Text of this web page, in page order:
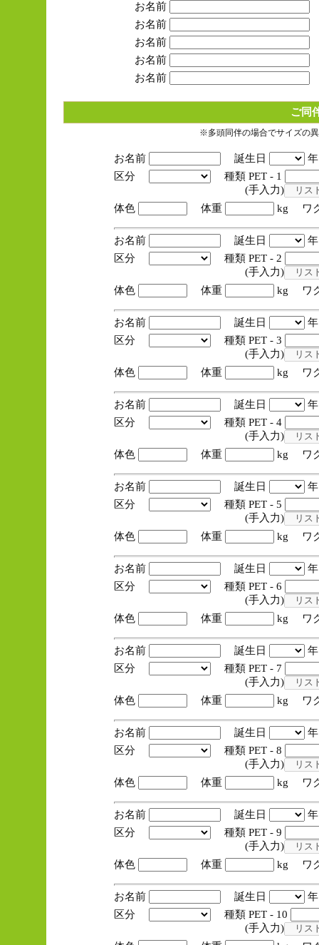
お名前
お名前
お名前
お名前
お名前
ご同
※多頭同伴の場合でサイズの
お名前 誕生日
区分
種類 PET - 1
(手入力)
体色
体重 kg ワ
お名前 誕生日
区分
種類 PET - 2
(手入力)
体色
体重 kg ワ
お名前 誕生日
区分
種類 PET - 3
(手入力)
体色
体重 kg ワ
お名前 誕生日
区分
種類 PET - 4
(手入力)
体色
体重 kg ワ
お名前 誕生日
区分
種類 PET - 5
(手入力)
体色
体重 kg ワ
お名前 誕生日
区分
種類 PET - 6
(手入力)
体色
体重 kg ワ
お名前 誕生日
区分
種類 PET - 7
(手入力)
体色
体重 kg ワ
お名前 誕生日
区分
種類 PET - 8
(手入力)
体色
体重 kg ワ
お名前 誕生日
区分
種類 PET - 9
(手入力)
体色
体重 kg ワ
お名前 誕生日
区分
種類 PET - 10
(手入力)